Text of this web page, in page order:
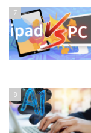
7
8